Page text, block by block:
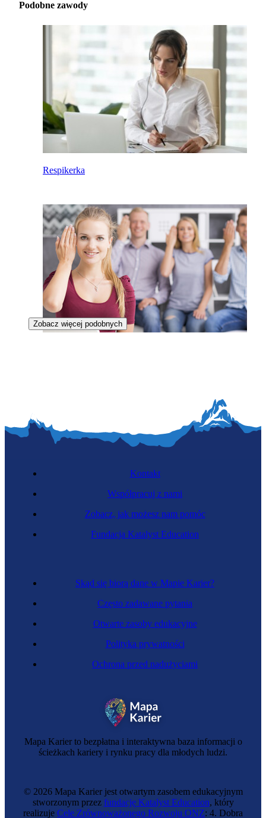
Podobne zawody
Respikerka
Dziennikarka
Tłumaczka symultaniczna
Zobacz więcej podobnych
Mapa Karier to bezpłatna i interaktywna baza informacji o
ścieżkach kariery i rynku pracy dla młodych ludzi.
Skąd się biorą dane w Mapie Karier?
Często zadawane pytania
Otwarte zasoby edukacyjne
Polityka prywatności
Ochrona przed nadużyciami
Kontakt
Współpracuj z nami
Zobacz, jak możesz nam pomóc
Fundacja Katalyst Education
© 2026 Mapa Karier jest otwartym zasobem edukacyjnym
stworzonym przez fundację Katalyst Education, który
realizuje Cele Zrównoważonego Rozwoju ONZ: 4. Dobra